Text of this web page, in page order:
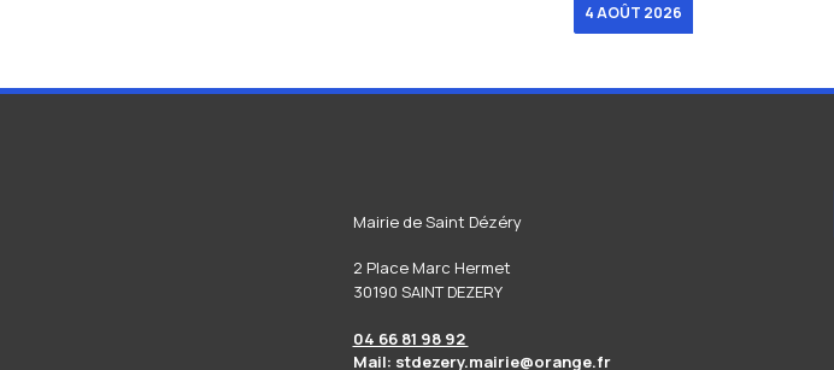
4 AOÛT 2026
Mairie de Saint Dézéry
2 Place Marc Hermet
30190 SAINT DEZERY
04 66 81 98 92
Mail: stdezery.mairie@orange.fr